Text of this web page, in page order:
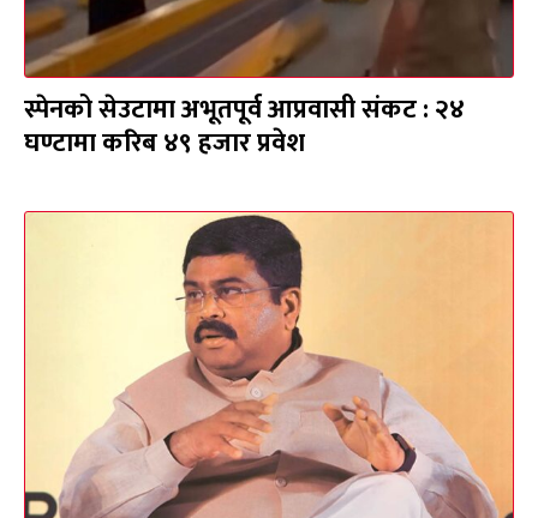
स्पेनको सेउटामा अभूतपूर्व आप्रवासी संकट : २४
घण्टामा करिब ४९ हजार प्रवेश